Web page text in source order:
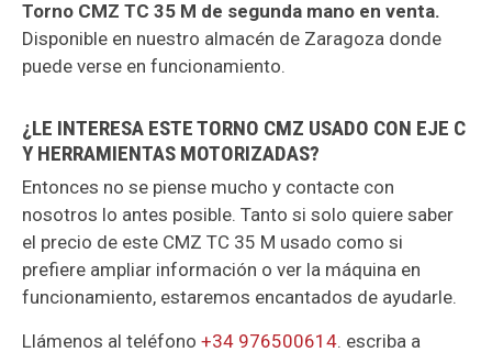
Torno CMZ TC 35 M de segunda mano en venta.
Disponible en nuestro almacén de Zaragoza donde
puede verse en funcionamiento.
¿LE INTERESA ESTE TORNO CMZ USADO CON EJE C
Y HERRAMIENTAS MOTORIZADAS?
Entonces no se piense mucho y contacte con
nosotros lo antes posible. Tanto si solo quiere saber
el precio de este CMZ TC 35 M usado como si
prefiere ampliar información o ver la máquina en
funcionamiento, estaremos encantados de ayudarle.
Llámenos al teléfono +34 976500614. escriba a